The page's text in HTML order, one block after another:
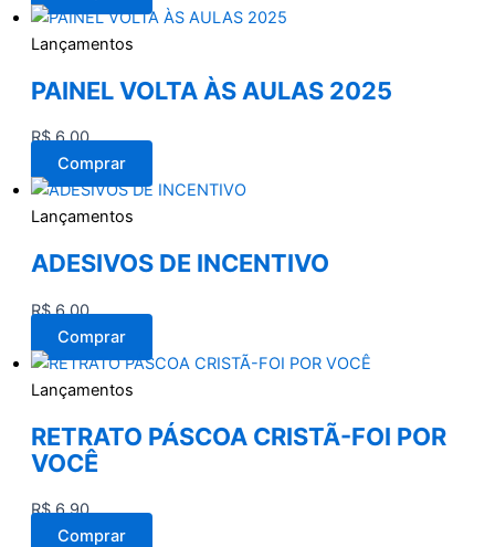
Lançamentos
PAINEL VOLTA ÀS AULAS 2025
R$6,00
Comprar
Lançamentos
ADESIVOS DE INCENTIVO
R$6,00
Comprar
Lançamentos
RETRATO PÁSCOA CRISTÃ-FOI POR
VOCÊ
R$6,90
Comprar